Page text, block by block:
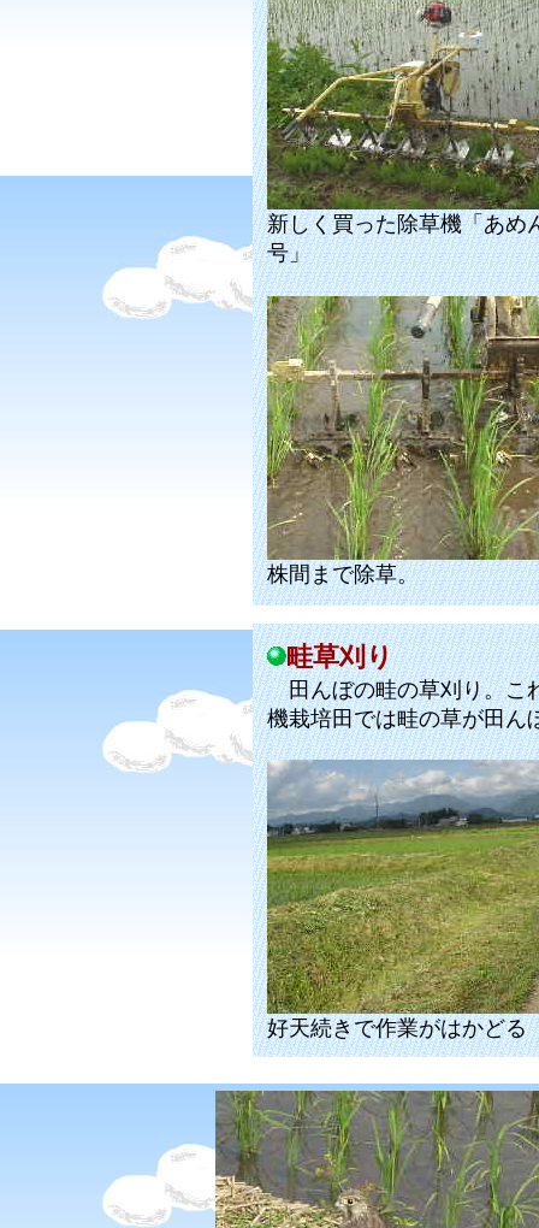
新しく買った除草機「あめ
号」
株間まで除草。
畦草刈り
田んぼの畦の草刈り。こ
機栽培田では畦の草が田ん
好天続きで作業がはかどる